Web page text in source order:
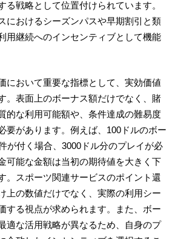
る戦略として位置付けられています。
におけるシーズンパスや早期割引と類
用継続へのインセンティブとして機能
において重要な指標として、実効価値
。表面上のボーナス額だけでなく、賭
的な利用可能額や、条件達成の難易度
要があります。例えば、100ドルのボー
が付く場合、3000ドル分のプレイが必
可能な金額は当初の期待値を大きく下
。スポーツ関連サービスのポイント還
上の数値だけでなく、実際の利用シー
する視点が求められます。また、ボー
適な活用戦略が異なるため、自身のプ